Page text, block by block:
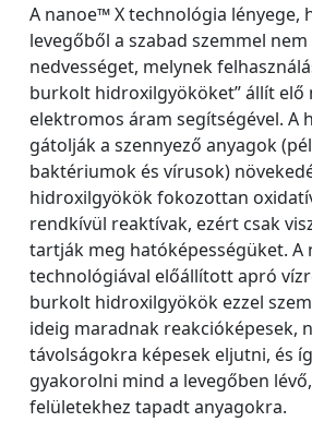
A nanoe™ X technológia lényege,
levegőből a szabad szemmel
nedvességet, melynek
burkolt hidroxilgyököket” állít elő
elektromos áram segítségével. A
gátolják a szennyező anyagok
baktériumok és vírusok)
hidroxilgyökök fokozottan
rendkívül reaktívak, ezért csak
tartják meg hatóképességüket. A
technológiával előállított apró
burkolt hidroxilgyökök ezzel
ideig maradnak reakcióképesek,
távolságokra képesek eljutni, és
gyakorolni mind a levegőben
felületekhez tapadt anyagokra.